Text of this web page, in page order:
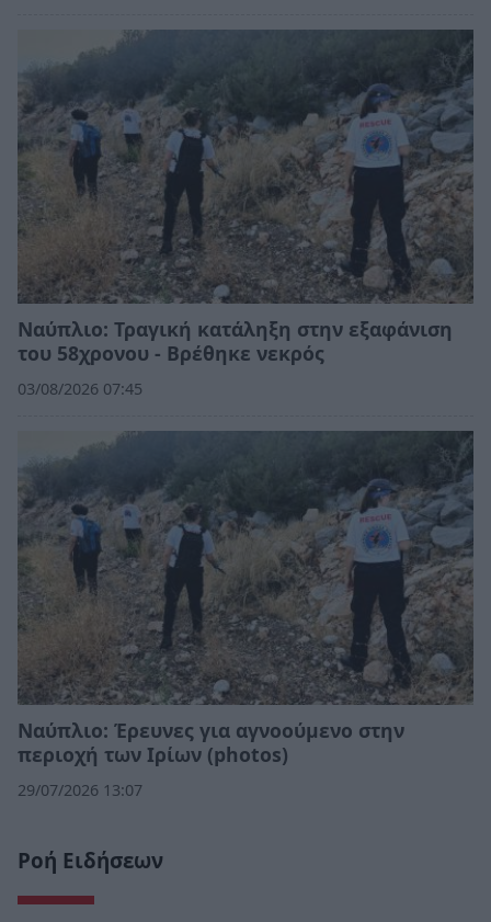
Ναύπλιο: Τραγική κατάληξη στην εξαφάνιση
του 58χρονου - Βρέθηκε νεκρός
03/08/2026 07:45
Ναύπλιο: Έρευνες για αγνοούμενο στην
περιοχή των Ιρίων (photos)
29/07/2026 13:07
Ροή Ειδήσεων